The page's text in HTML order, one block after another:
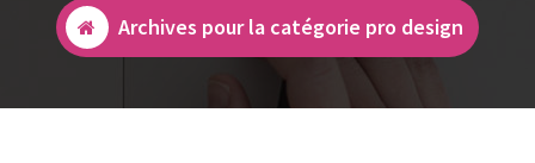
Archives pour la catégorie pro design